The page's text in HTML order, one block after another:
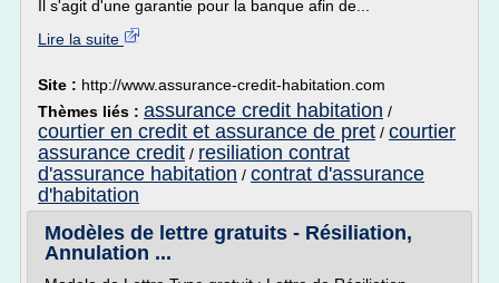
Il s'agit d'une garantie pour la banque afin de...
Lire la suite
Site : http://www.assurance-credit-habitation.com
Thèmes liés : assurance credit habitation /
courtier en credit et assurance de pret / courtier
assurance credit / resiliation contrat
d'assurance habitation / contrat d'assurance
d'habitation
Modèles de lettre gratuits - Résiliation,
Annulation ...